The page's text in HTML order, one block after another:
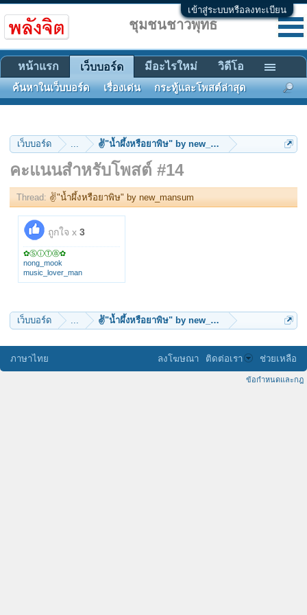
เข้าสู่ระบบหรือลงทะเบียน
เว็บบอร์ด ... ✌"น้ำผึ้งหรือยาพิษ" by new_mansum
คะแนนสำหรับโพสต์ #14
Thread: ✌"น้ำผึ้งหรือยาพิษ" by new_mansum
ถูกใจ x 3
✿ⓈⓘⓉⓐ✿
nong_mook
music_lover_man
เว็บบอร์ด ... ✌"น้ำผึ้งหรือยาพิษ" by new_mansum
ชุมชนชาวพุทธ
หน้าแรก เว็บบอร์ด
ค้นหาในเว็บบอร์ด เรื่องเด่น กระทู้และโพสต์ล่าสุด
มีอะไรใหม่ วิดีโอ
ภาษาไทย ลงโฆษณา ติดต่อเรา ช่วยเหลือ
ข้อกำหนดและกฎ